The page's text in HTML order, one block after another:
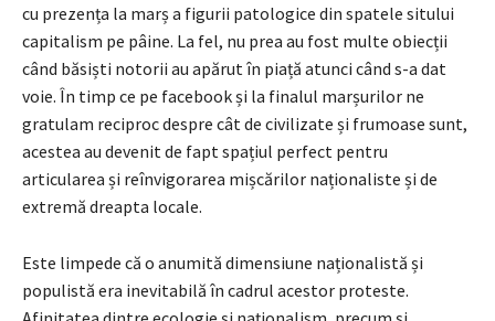
cu prezența la marș a figurii patologice din spatele sitului
capitalism pe pâine. La fel, nu prea au fost multe obiecții
când băsiști notorii au apărut în piață atunci când s-a dat
voie. În timp ce pe facebook și la finalul marșurilor ne
gratulam reciproc despre cât de civilizate și frumoase sunt,
acestea au devenit de fapt spațiul perfect pentru
articularea și reînvigorarea mișcărilor naționaliste și de
extremă dreapta locale.
Este limpede că o anumită dimensiune naționalistă și
populistă era inevitabilă în cadrul acestor proteste.